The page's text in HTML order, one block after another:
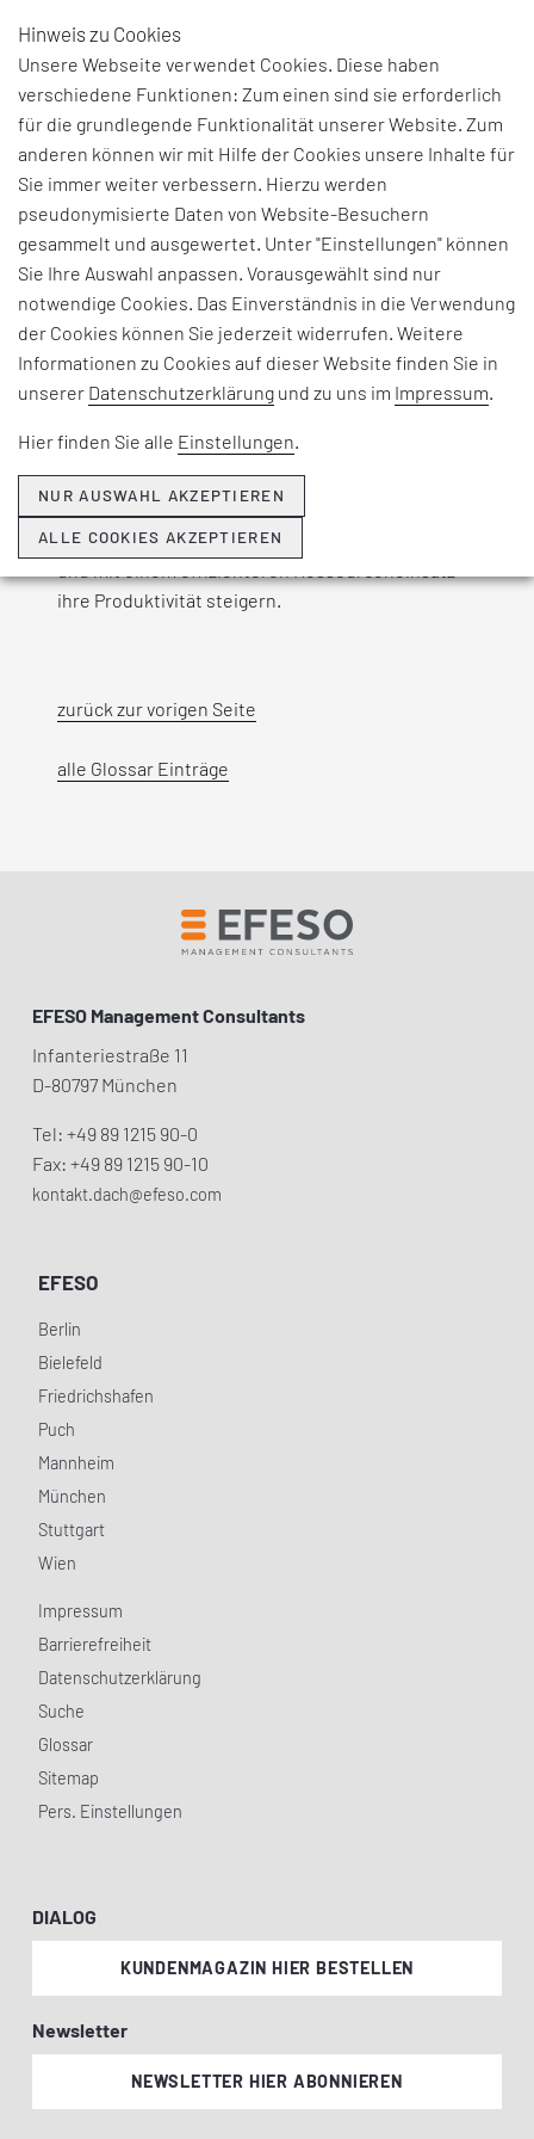
BEGRIFFSERKLÄRUNG:
MAKE-TO-ORDER
(MTO)
Make-to-Order (MTO) ist ein Fertigungskonzept,
nach dem Unternehmen ihre Produkte erst nach
Eingang einer Bestellung herstellen. Im Gegensatz
Vorrat gefertigt werden, erlaubt MTO somit eine
kundenspezifische Produktion und minimiert
Lagerbestände. Zudem können Unternehmen mit
MTO flexibler auf Kundenanforderungen reagieren
ihre Produktivität steigern.
zurück zur vorigen Seite
alle Glossar Einträge
EFESO Management Consultants
Infanteriestraße 11
D-80797 München
Tel: +49 89 1215 90-0
Fax: +49 89 1215 90-10
kontakt.dach@efeso.com
EFESO
Berlin
Bielefeld
Friedrichshafen
Puch
Mannheim
München
Stuttgart
Wien
Impressum
Barrierefreiheit
Datenschutzerklärung
Suche
Glossar
Sitemap
Pers. Einstellungen
DIALOG
KUNDENMAGAZIN HIER BESTELLEN
Newsletter
NEWSLETTER HIER ABONNIEREN
Hinweis zu Cookies
Unsere Webseite verwendet Cookies. Diese haben
verschiedene Funktionen: Zum einen sind sie erforderlich
für die grundlegende Funktionalität unserer Website. Zum
anderen können wir mit Hilfe der Cookies unsere Inhalte für
Sie immer weiter verbessern. Hierzu werden
pseudonymisierte Daten von Website-Besuchern
gesammelt und ausgewertet. Unter "Einstellungen" können
Sie Ihre Auswahl anpassen. Vorausgewählt sind nur
notwendige Cookies. Das Einverständnis in die Verwendung
der Cookies können Sie jederzeit widerrufen. Weitere
Informationen zu Cookies auf dieser Website finden Sie in
unserer Datenschutzerklärung und zu uns im Impressum.
Hier finden Sie alle Einstellungen.
NUR AUSWAHL AKZEPTIEREN
ALLE COOKIES AKZEPTIEREN